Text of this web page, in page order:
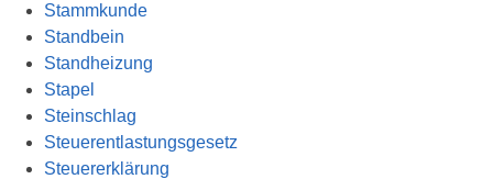
Stammkunde
Standbein
Standheizung
Stapel
Steinschlag
Steuerentlastungsgesetz
Steuererklärung